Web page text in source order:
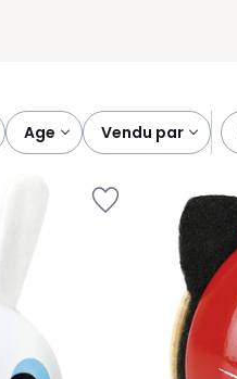
age vendu par